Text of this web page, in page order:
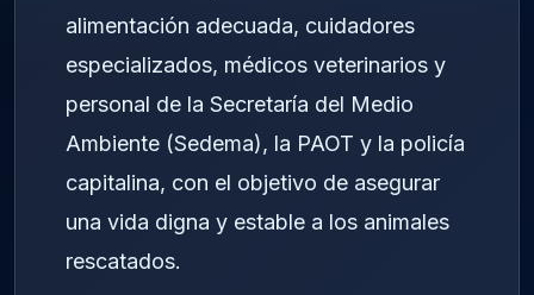
alimentación adecuada, cuidadores
especializados, médicos veterinarios y
personal de la Secretaría del Medio
Ambiente (Sedema), la PAOT y la policía
capitalina, con el objetivo de asegurar
una vida digna y estable a los animales
rescatados.